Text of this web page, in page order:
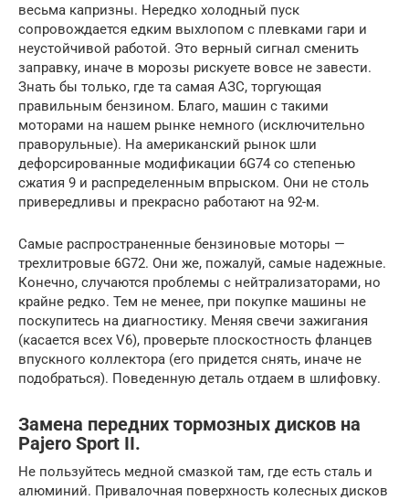
весьма капризны. Нередко холодный пуск
сопровождается едким выхлопом с плевками гари и
неустойчивой работой. Это верный сигнал сменить
заправку, иначе в морозы рискуете вовсе не завести.
Знать бы только, где та самая АЗС, торгующая
правильным бензином. Благо, машин с такими
моторами на нашем рынке немного (исключительно
праворульные). На американский рынок шли
дефорсированные модификации 6G74 со степенью
сжатия 9 и распределенным впрыском. Они не столь
привередливы и прекрасно работают на 92-м.
Самые распространенные бензиновые моторы —
трехлитровые 6G72. Они же, пожалуй, самые надежные.
Конечно, случаются проблемы с нейтрализаторами, но
крайне редко. Тем не менее, при покупке машины не
поскупитесь на диагностику. Меняя свечи зажигания
(касается всех V6), проверьте плоскостность фланцев
впускного коллектора (его придется снять, иначе не
подобраться). Поведенную деталь отдаем в шлифовку.
Замена передних тормозных дисков на
Pajero Sport II.
Не пользуйтесь медной смазкой там, где есть сталь и
алюминий. Привалочная поверхность колесных дисков